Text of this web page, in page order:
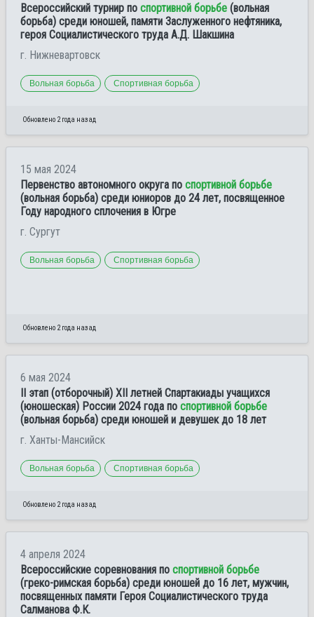
Всероссийский турнир по спортивной борьбе (вольная
борьба) среди юношей, памяти Заслуженного нефтяника,
героя Социалистического труда А.Д. Шакшина
г. Нижневартовск
Вольная борьба Спортивная борьба
Обновлено 2 года назад
15 мая 2024
Первенство автономного округа по спортивной борьбе
(вольная борьба) среди юниоров до 24 лет, посвященное
Году народного сплочения в Югре
г. Сургут
Вольная борьба Спортивная борьба
Обновлено 2 года назад
6 мая 2024
II этап (отборочный) XII летней Спартакиады учащихся
(юношеская) России 2024 года по спортивной борьбе
(вольная борьба) среди юношей и девушек до 18 лет
г. Ханты-Мансийск
Вольная борьба Спортивная борьба
Обновлено 2 года назад
4 апреля 2024
Всероссийские соревнования по спортивной борьбе
(греко-римская борьба) среди юношей до 16 лет, мужчин,
посвященных памяти Героя Социалистического труда
Салманова Ф.К.